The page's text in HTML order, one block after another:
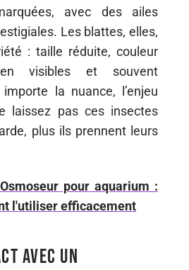
avec des ailes
Les blattes, elles,
: taille réduite, couleur
visibles et souvent
la nuance, l’enjeu
laissez pas ces insectes
plus ils prennent leurs
Osmoseur pour aquarium :
l'utiliser efficacement
avec un